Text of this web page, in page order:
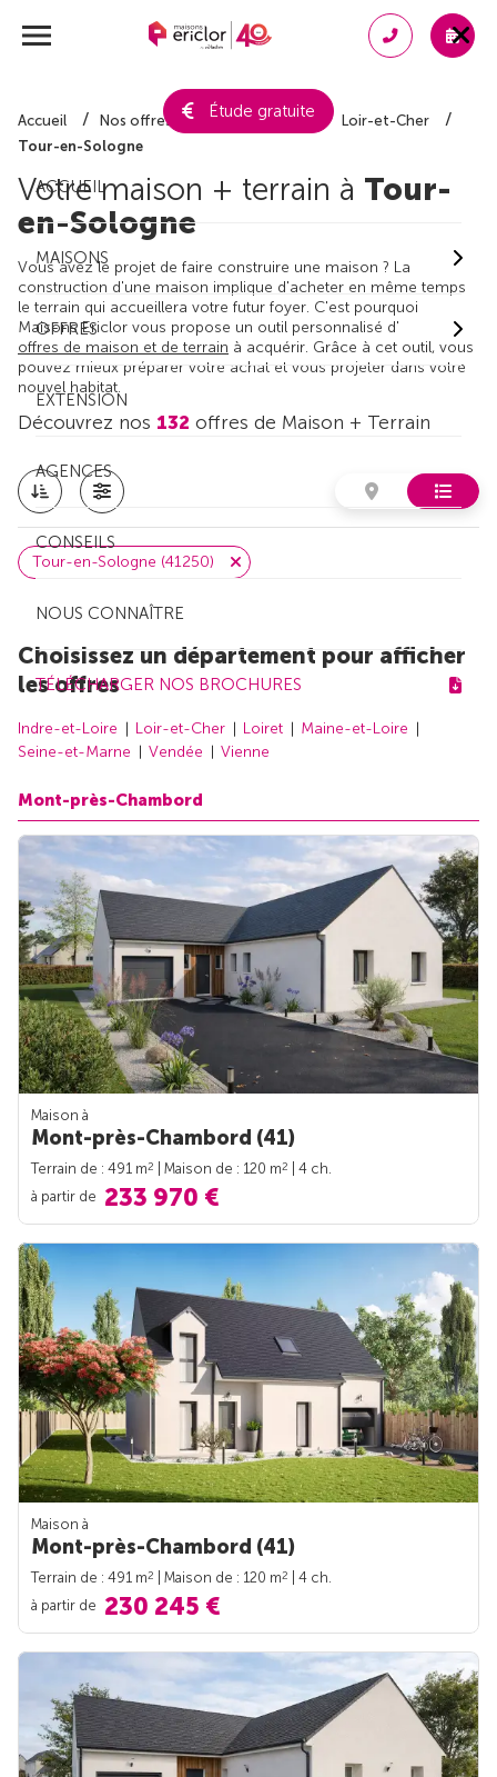
Étude gratuite
ACCUEIL
MAISONS
OFFRES
EXTENSION
AGENCES
CONSEILS
NOUS CONNAÎTRE
TÉLÉCHARGER NOS BROCHURES
Accueil Nos offres de maison + terrain
Loir-et-Cher
Tour-en-Sologne
Votre maison + terrain à Tour-
en-Sologne
Vous avez le projet de faire construire une maison ? La
construction d'une maison implique d'acheter en même temps
le terrain qui accueillera votre futur foyer. C'est pourquoi
Maisons Ericlor vous propose un outil personnalisé d'
offres de maison et de terrain à acquérir. Grâce à cet outil, vous
pouvez mieux préparer votre achat et vous projeter dans votre
nouvel habitat.
Découvrez nos 132 offres de Maison + Terrain
Tour-en-Sologne (41250)
Choisissez un département pour afficher
les offres
Indre-et-Loire Loir-et-Cher Loiret
Maine-et-Loire
Seine-et-Marne
Vendée Vienne
Mont-près-Chambord
Maison à
Mont-près-Chambord (41)
Terrain de : 491 m2 | Maison de : 120 m2
| 4 ch.
à partir de 233 970 €
Maison à
Mont-près-Chambord (41)
Terrain de : 491 m2 | Maison de : 120 m2
| 4 ch.
à partir de 230 245 €